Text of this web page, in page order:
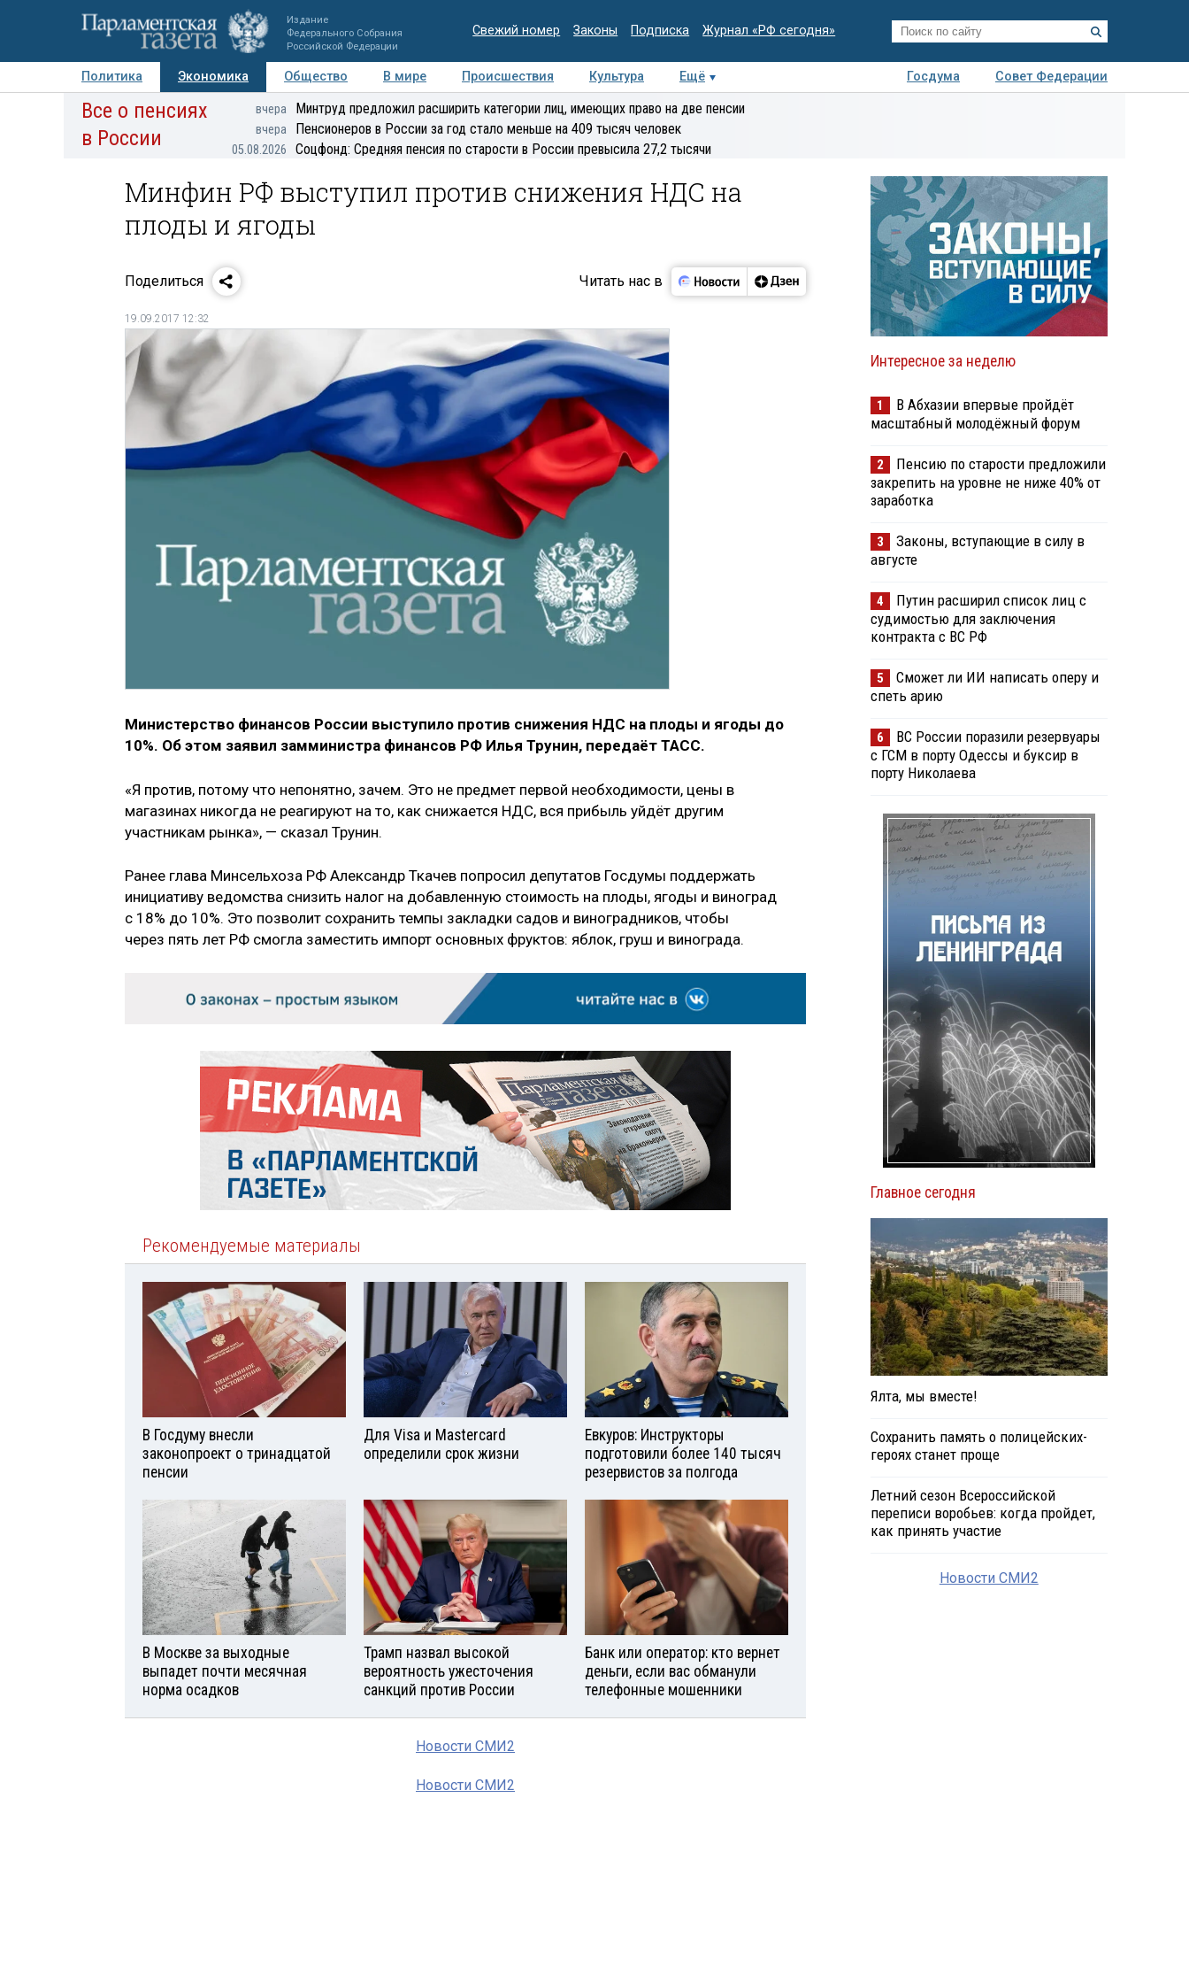
Издание
Федерального Собрания
Российской Федерации
Свежий номер Законы Подписка Журнал «РФ сегодня»
Политика Экономика Общество В мире Происшествия Культура Ещё Госдума
Совет Федерации
Авторы Персоны Мнения Регионы Медиацентр Интервью Колумнисты
Деловая
Все о пенсиях
в России
вчера Минтруд предложил расширить категории лиц, имеющих право на две пенсии
вчера Пенсионеров в России за год стало меньше на 409 тысяч человек
05.08.2026 Соцфонд: Средняя пенсия по старости в России превысила 27,2 тысячи
Минфин РФ выступил против снижения НДС на
плоды и ягоды
Поделиться Читать нас в
19.09.2017 12:32
Министерство финансов России выступило против снижения НДС на плоды и ягоды до
10%. Об этом заявил замминистра финансов РФ Илья Трунин, передаёт ТАСС.
«Я против, потому что непонятно, зачем. Это не предмет первой необходимости, цены в
магазинах никогда не реагируют на то, как снижается НДС, вся прибыль уйдёт другим
участникам рынка», — сказал Трунин.
Ранее глава Минсельхоза РФ Александр Ткачев попросил депутатов Госдумы поддержать
инициативу ведомства снизить налог на добавленную стоимость на плоды, ягоды и виноград
с 18% до 10%. Это позволит сохранить темпы закладки садов и виноградников, чтобы
через пять лет РФ смогла заместить импорт основных фруктов: яблок, груш и винограда.
Рекомендуемые материалы
В Госдуму внесли
законопроект о тринадцатой
пенсии
Для Visа и Mastercard
определили срок жизни
Евкуров: Инструкторы
подготовили более 140 тысяч
резервистов за полгода
В Москве за выходные
выпадет почти месячная
норма осадков
Трамп назвал высокой
вероятность ужесточения
санкций против России
Банк или оператор: кто вернет
деньги, если вас обманули
телефонные мошенники
Новости СМИ2
Новости СМИ2
Интересное за неделю
1
В Абхазии впервые пройдёт
масштабный молодёжный форум
2
Пенсию по старости предложили
закрепить на уровне не ниже 40% от
заработка
3
Законы, вступающие в силу в
августе
4
Путин расширил список лиц с
судимостью для заключения
контракта с ВС РФ
5
Сможет ли ИИ написать оперу и
спеть арию
6
ВС России поразили резервуары
с ГСМ в порту Одессы и буксир в
порту Николаева
Главное сегодня
Ялта, мы вместе!
Сохранить память о полицейских-
героях станет проще
Летний сезон Всероссийской
переписи воробьев: когда пройдет,
как принять участие
Новости СМИ2